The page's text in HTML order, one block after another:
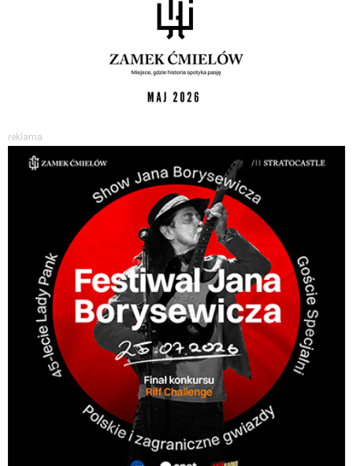
reklama